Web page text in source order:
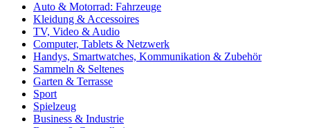
Auto & Motorrad: Fahrzeuge
Kleidung & Accessoires
TV, Video & Audio
Computer, Tablets & Netzwerk
Handys, Smartwatches, Kommunikation & Zubehör
Sammeln & Seltenes
Garten & Terrasse
Sport
Spielzeug
Business & Industrie